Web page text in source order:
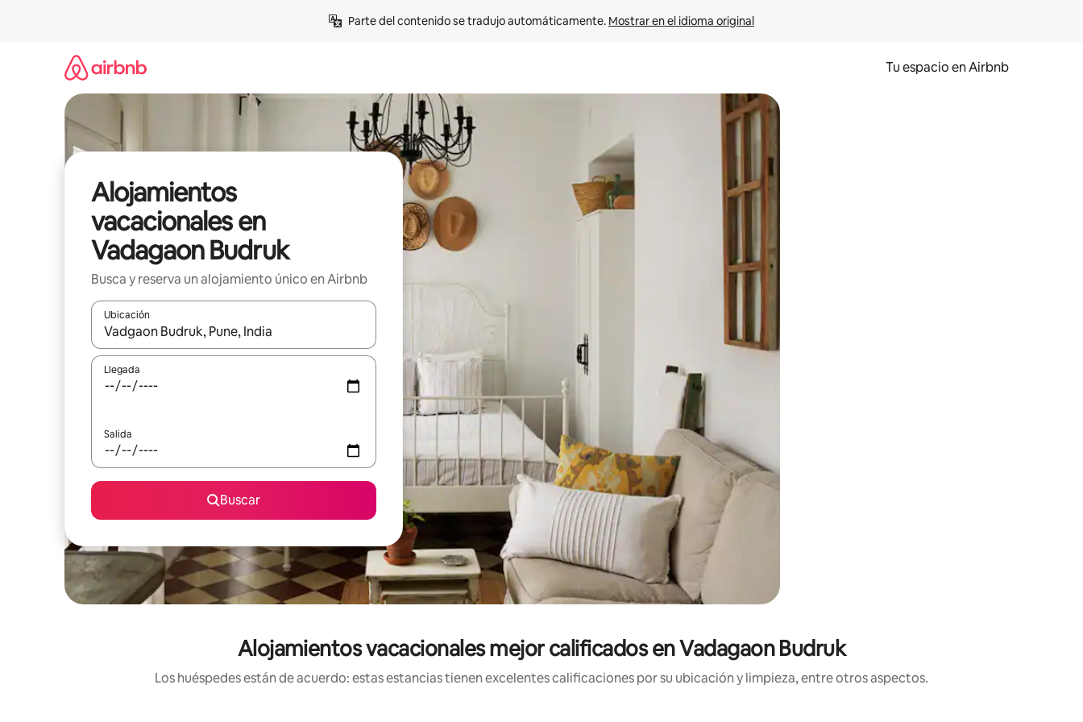
Parte del contenido se tradujo automáticamente. Mostrar en el idioma original
Tu espacio en Airbnb
Alojamientos
vacacionales en
Vadagaon Budruk
Busca y reserva un alojamiento único en Airbnb
Ubicación
Cuando los resultados estén disponibles, podrás navegar usando las teclas de las flechas hacia arriba y hacia abajo, o bien tocando y deslizando la pantalla.
Llegada
Salida
Buscar
Alojamientos vacacionales mejor calificados en Vadagaon Budruk
Los huéspedes están de acuerdo: estas estancias tienen excelentes calificaciones por su ubicación y limpieza, entre otros aspectos.